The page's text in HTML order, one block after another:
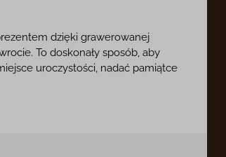
dzięki grawerowanej
To doskonały sposób, aby
uroczystości, nadać pamiątce